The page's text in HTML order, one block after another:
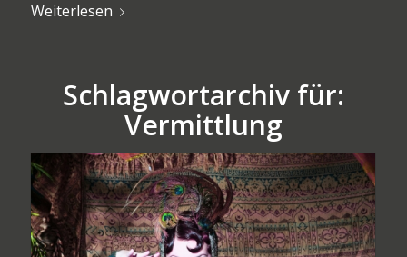
Weiterlesen
Schlagwortarchiv für:
Vermittlung